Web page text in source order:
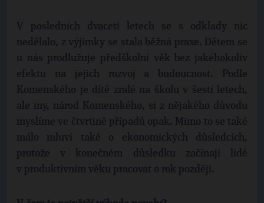
V posledních dvaceti letech se s odklady nic
nedělalo, z výjimky se stala běžná praxe. Dětem se
u nás prodlužuje předškolní věk bez jakéhokoliv
efektu na jejich rozvoj a budoucnost. Podle
Komenského je dítě zralé na školu v šesti letech,
ale my, národ Komenského, si z nějakého důvodu
myslíme ve čtvrtině případů opak. Mimo to se také
málo mluví také o ekonomických důsledcích,
protože v konečném důsledku začínají lidé
v produktivním věku pracovat o rok později.